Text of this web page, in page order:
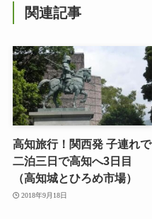
関連記事
高知旅行！関西発 子連れで
二泊三日で高知へ3日目
（高知城とひろめ市場）
2018年9月18日